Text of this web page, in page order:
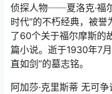
侦探人物──夏洛克·福
时代”的不朽经典，被誉
了60个关于福尔摩斯的
篇小说。逝于1930年7
直如剑”的墓志铭。
阿加莎·克里斯蒂 无可